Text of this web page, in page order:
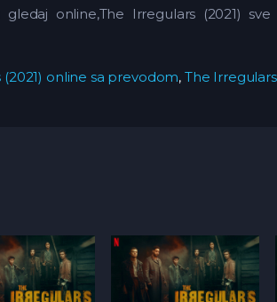
online,The Irregulars (2021) sve
online sa prevodom, The